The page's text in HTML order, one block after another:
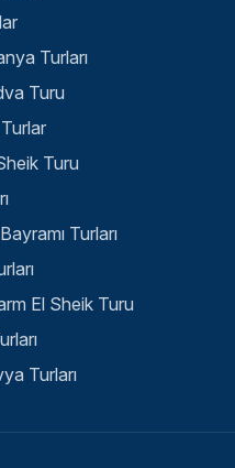
Turları
Turu
Turu
Turları
El Sheik Turu
Turları